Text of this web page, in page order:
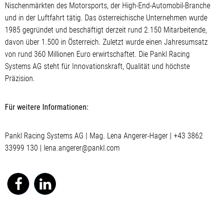
Nischenmärkten des Motorsports, der High-End-Automobil-Branche
und in der Luftfahrt tätig. Das österreichische Unternehmen wurde
1985 gegründet und beschäftigt derzeit rund 2.150 Mitarbeitende,
davon über 1.500 in Österreich. Zuletzt wurde einen Jahresumsatz
von rund 360 Millionen Euro erwirtschaftet. Die Pankl Racing
Systems AG steht für Innovationskraft, Qualität und höchste
Präzision.
Für weitere Informationen:
Pankl Racing Systems AG | Mag. Lena Angerer-Hager | +43 3862
33999 130 | lena.angerer@pankl.com